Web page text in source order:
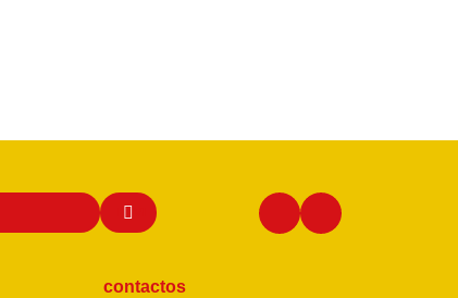
contactos